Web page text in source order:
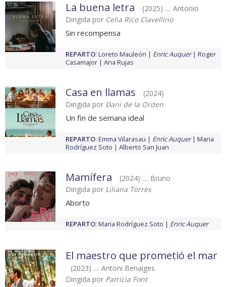
La buena letra
(2025) .... Antonio
Dirigida por Celia Rico Clavellino
Sin recompensa
REPARTO: Loreto Mauleón Enric Auquer
Roger
Casamajor
Ana Rujas
Casa en llamas
(2024)
Dirigida por Dani de la Orden
Un fin de semana ideal
REPARTO: Emma Vilarasau Enric Auquer
Maria
Rodríguez Soto
Alberto San Juan
Mamífera
(2024) .... Bruno
Dirigida por Liliana Torres
Aborto
REPARTO: Maria Rodríguez Soto Enric Auquer
El maestro que prometió el mar
(2023) .... Antoni Benaiges
Dirigida por Patrícia Font